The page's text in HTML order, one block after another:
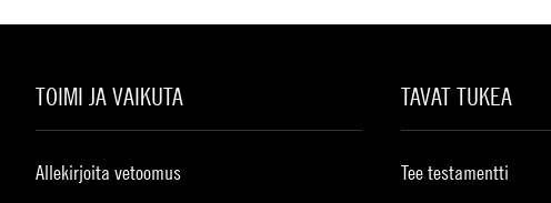
TOIMI JA VAIKUTA
Allekirjoita vetoomus
TAVAT TUKEA
Tee testamentti